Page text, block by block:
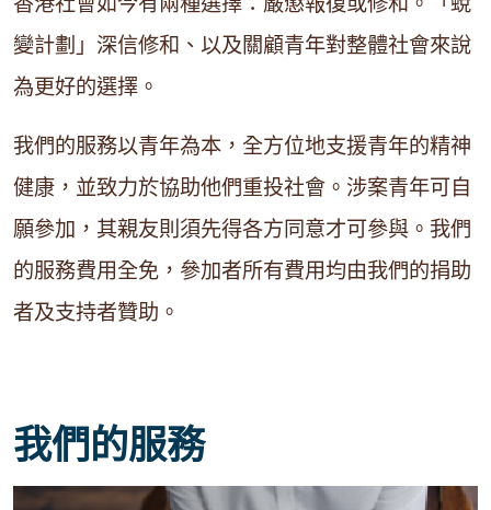
變計劃」深信修和、以及關顧青年對整體社會來說
為更好的選擇。
我們的服務以青年為本，全方位地支援青年的精神
健康，並致力於協助他們重投社會。涉案青年可自
願參加，其親友則須先得各方同意才可參與。我們
的服務費用全免，參加者所有費用均由我們的捐助
者及支持者贊助。
我們的服務